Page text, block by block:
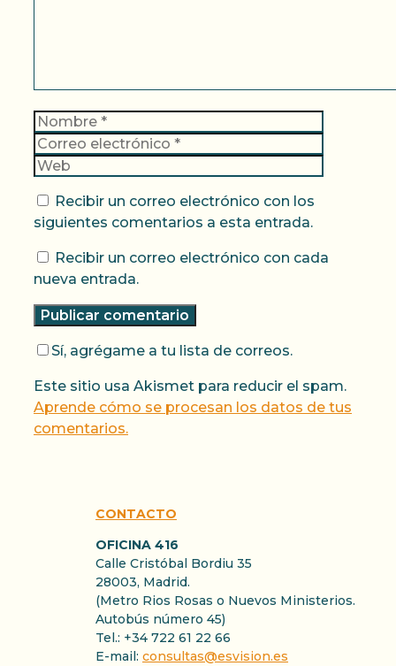
Nombre
Recibir un correo electrónico con los
siguientes comentarios a esta entrada.
Recibir un correo electrónico con cada
nueva entrada.
Sí, agrégame a tu lista de correos.
Este sitio usa Akismet para reducir el spam.
Aprende cómo se procesan los datos de tus
comentarios.
CONTACTO
OFICINA 416
Calle Cristóbal Bordiu 35
28003, Madrid.
(Metro Rios Rosas o Nuevos Ministerios.
Autobús número 45)
Tel.: +34 722 61 22 66
E-mail: consultas@esvision.es